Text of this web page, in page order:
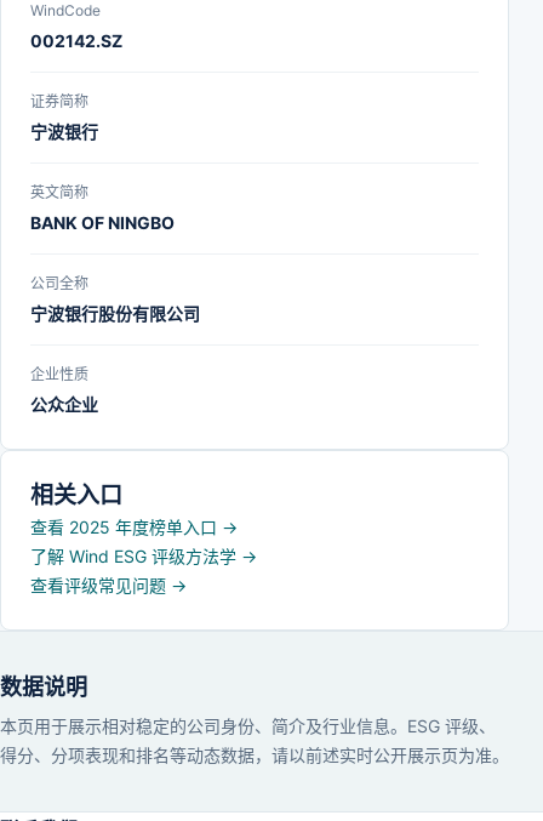
WindCode
002142.SZ
证券简称
宁波银行
英文简称
BANK OF NINGBO
公司全称
宁波银行股份有限公司
企业性质
公众企业
相关入口
查看 2025 年度榜单入口 →
了解 Wind ESG 评级方法学 →
查看评级常见问题 →
数据说明
本页用于展示相对稳定的公司身份、简介及行业信息。ESG 评级、
得分、分项表现和排名等动态数据，请以前述实时公开展示页为准。